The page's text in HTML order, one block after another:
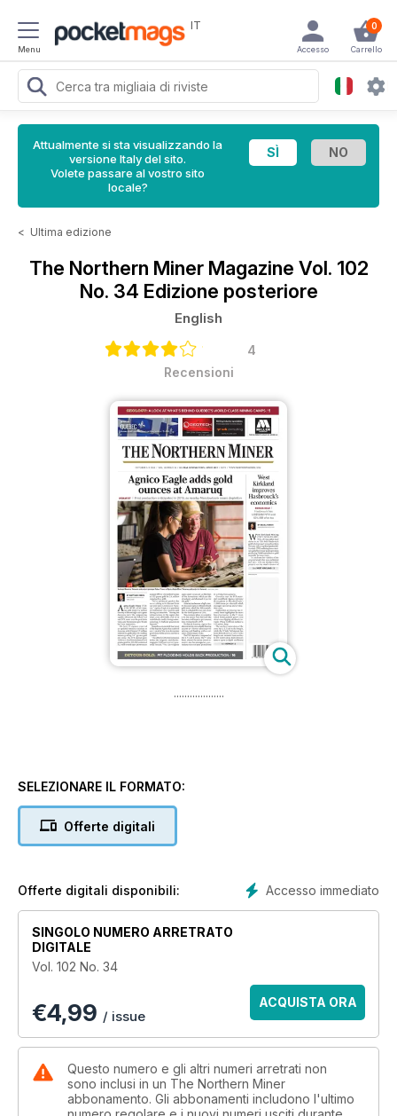
Menu
IT 0
Carrello
Accesso
Attualmente si sta visualizzando la
versione Italy del sito.
Volete passare al vostro sito
locale?
< Ultima edizione
The Northern Miner Magazine Vol. 102
No. 34 Edizione posteriore
English
4
Recensioni
...................
SELEZIONARE IL FORMATO:
Offerte digitali
Accesso immediato
Offerte digitali disponibili:
SINGOLO NUMERO ARRETRATO
DIGITALE
Vol. 102 No. 34
€4,99 / issue
ACQUISTA ORA
Questo numero e gli altri numeri arretrati non
sono inclusi in un The Northern Miner
abbonamento. Gli abbonamenti includono l'ultimo